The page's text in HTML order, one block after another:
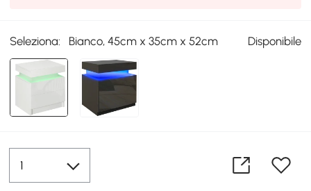
Seleziona: Bianco, 45cm x 35cm x 52cm Disponibile